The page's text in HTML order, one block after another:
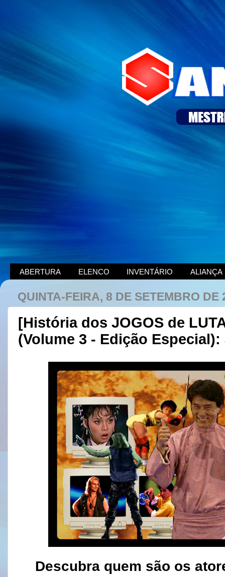
ABERTURA ELENCO INVENTÁRIO ALIANÇA
QUINTA-FEIRA, 8 DE SETEMBRO DE
[História dos JOGOS de
(Volume 3 - Edição
Descubra quem são os